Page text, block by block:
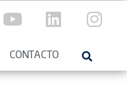
CONTACTO